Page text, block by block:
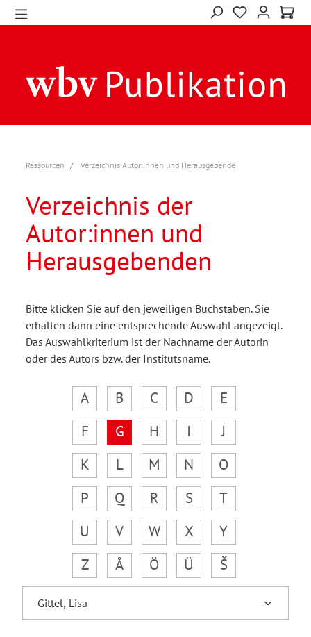
Ressourcen Verzeichnis Autor:innen und Herausgebende
Verzeichnis der
Autor:innen und
Herausgebenden
Bitte klicken Sie auf den jeweiligen Buchstaben. Sie
erhalten dann eine entsprechende Auswahl angezeigt.
Das Auswahlkriterium ist der Nachname der Autorin
oder des Autors bzw. der Institutsname.
A B C D
E
F
G H I
J
K
L M N
O
P
Q R S
T
U
V W X
Y
Z
Å Ö Ü Š